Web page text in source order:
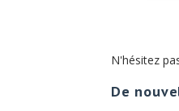
N'hésitez
De